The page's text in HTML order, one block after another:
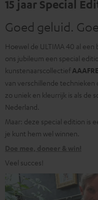
15 jaar Special
Goed geluid.
Hoewel de ULTIMA 40 al
ons jubileum een special
kunstenaarscollectief
van verschillende
zo uniek en kleurrijk is als de
Nederland.
Maar: deze special edition is
je kunt hem wel winnen.
Veel succes!